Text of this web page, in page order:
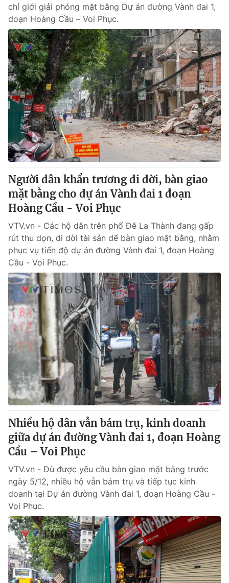
chỉ giới giải phóng mặt bằng Dự án đường Vành đai 1,
đoạn Hoàng Cầu – Voi Phục.
Người dân khẩn trương di dời, bàn giao
mặt bằng cho dự án Vành đai 1 đoạn
Hoàng Cầu - Voi Phục
VTV.vn - Các hộ dân trên phố Đê La Thành đang gấp
rút thu dọn, di dời tài sản để bàn giao mặt bằng, nhằm
phục vụ tiến độ dự án đường Vành đai 1, đoạn Hoàng
Cầu - Voi Phục.
Nhiều hộ dân vẫn bám trụ, kinh doanh
giữa dự án đường Vành đai 1, đoạn Hoàng
Cầu – Voi Phục
VTV.vn - Dù được yêu cầu bàn giao mặt bằng trước
ngày 5/12, nhiều hộ vẫn bám trụ và tiếp tục kinh
doanh tại Dự án đường Vành đai 1, đoạn Hoàng Cầu -
Voi Phục.